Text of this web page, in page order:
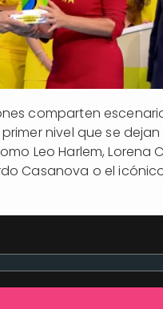
comparten
nivel que se
Leo Harlem, Lorena
Casanova o el